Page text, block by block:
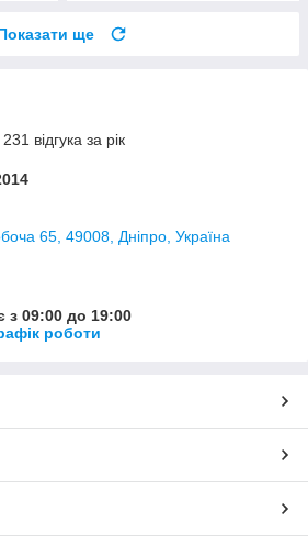
ще
відгука за рік
65, 49008, Дніпро, Україна
з 09:00 до 19:00
роботи